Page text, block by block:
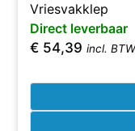
Vriesvakklep
Direct leverbaar
€ 54,39 incl.